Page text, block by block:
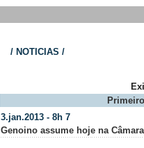
/ NOTICIAS /
Primeiro
3.jan.2013 - 8h 7
Genoino assume hoje na